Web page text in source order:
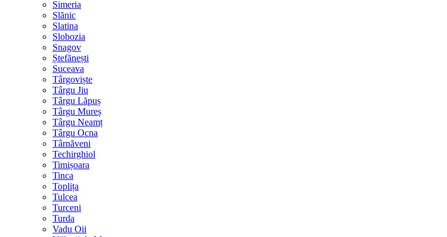
Simeria
Slănic
Slatina
Slobozia
Snagov
Ștefănești
Suceava
Târgoviște
Târgu Jiu
Târgu Lăpuș
Târgu Mureș
Târgu Neamț
Târgu Ocna
Târnăveni
Techirghiol
Timișoara
Tinca
Toplița
Tulcea
Turceni
Turda
Vadu Oii